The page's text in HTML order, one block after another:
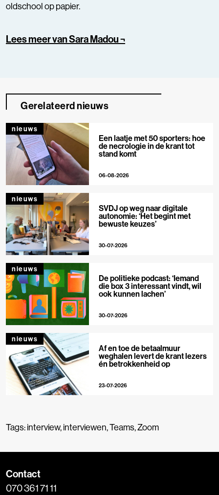
oldschool op papier.
Lees meer van Sara Madou ¬
Gerelateerd nieuws
nieuws
Een laatje met 50 sporters: hoe
de necrologie in de krant tot
stand komt
06-08-2026
nieuws
SVDJ op weg naar digitale
autonomie: ‘Het begint met
bewuste keuzes’
30-07-2026
nieuws
De politieke podcast: ‘Iemand
die box 3 interessant vindt, wil
ook kunnen lachen’
30-07-2026
nieuws
Af en toe de betaalmuur
weghalen levert de krant lezers
én betrokkenheid op
23-07-2026
Tags:interview,interviewen,Teams,Zoom
Contact
070 361 71 11